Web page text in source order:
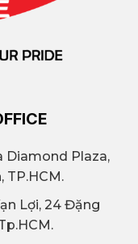
Diamond Plaza,
TP.HCM.
Lợi, 24 Đặng